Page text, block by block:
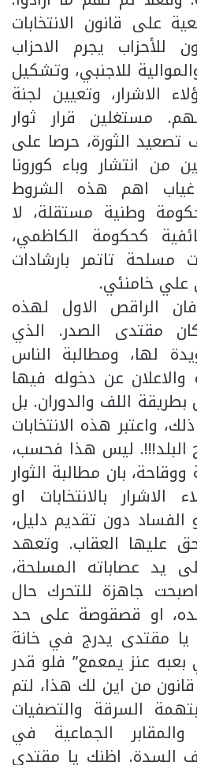
على قانون الانتخابات
للأحزاب يجرم الاحزاب
للاجنبي، وتشكيل
الاشرار، وتعيين لجنة
مستغلين قرار ثوار
الثورة، حرصا على
من انتشار وباء كورونا
اهم هذه الشروط
وطنية مستقلة، لا
كحكومة الكاظمي،
مسلحة تاتمر بارشادات
علي خامنئي.
الراقص الاول لهذه
كان مقتدى الصدر. الذي
لها، ومطالبة الناس
والاعلان عن دخوله فيها
اللف والدوران. بل
واعتبر هذه الانتخابات
البلد!!!. ليس هذا فحسب،
بان مطالبة الثوار
بالانتخابات او
الفساد دون تقديم دليل،
عليها العقاب. وتعهد
يد عصاباته المسلحة،
جاهزة للتحرك حال
او قصقوصة على حد
يا مقتدى يدرج في خانة
عنز يمعمع” فلو قدر
من اين لك هذا، لتم
السرقة والتصفيات
والمقابر الجماعية في
السدة. اظنك يا مقتدى